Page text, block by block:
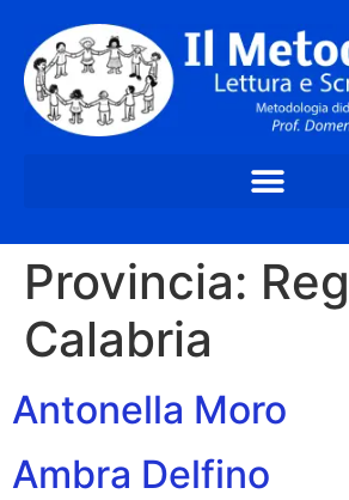
Provincia:
Calabria
Antonella Moro
Ambra Delfino